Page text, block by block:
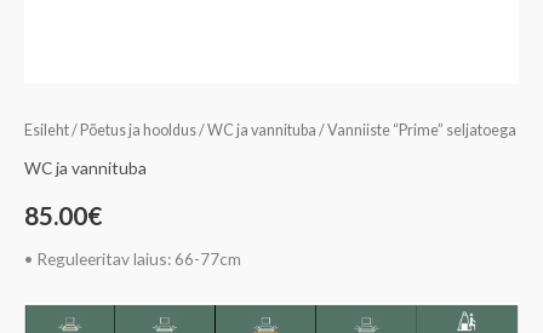
Esileht/ Põetus ja hooldus/WC ja vannituba / Vanniiste “Prime” seljatoega
WC ja vannituba
85.00€
• Reguleeritav laius: 66-77cm